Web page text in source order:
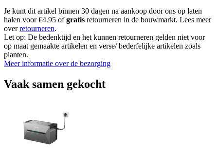
Je kunt dit artikel binnen 30 dagen na aankoop door ons op laten
halen voor €4.95 ofgratis retourneren in de bouwmarkt. Lees meer
overretourneren.
Let op: De bedenktijd en het kunnen retourneren gelden niet voor
op maat gemaakte artikelen en verse/ bederfelijke artikelen zoals
planten.
Meer informatie over de bezorging
Vaak samen gekocht